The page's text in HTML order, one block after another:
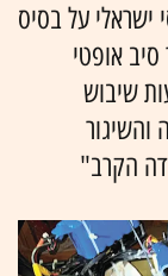
ישראלי על בסיס
אופטי
שיבוש
הקרב"